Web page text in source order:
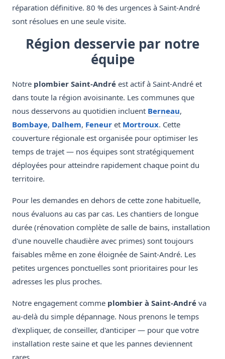
réparation définitive. 80 % des urgences à Saint-André
sont résolues en une seule visite.
Région desservie par notre
équipe
Notre plombier Saint-André est actif à Saint-André et
dans toute la région avoisinante. Les communes que
nous desservons au quotidien incluent Berneau,
Bombaye, Dalhem, Feneur et Mortroux. Cette
couverture régionale est organisée pour optimiser les
temps de trajet — nos équipes sont stratégiquement
déployées pour atteindre rapidement chaque point du
territoire.
Pour les demandes en dehors de cette zone habituelle,
nous évaluons au cas par cas. Les chantiers de longue
durée (rénovation complète de salle de bains, installation
d'une nouvelle chaudière avec primes) sont toujours
faisables même en zone éloignée de Saint-André. Les
petites urgences ponctuelles sont prioritaires pour les
adresses les plus proches.
Notre engagement comme plombier à Saint-André va
au-delà du simple dépannage. Nous prenons le temps
d'expliquer, de conseiller, d'anticiper — pour que votre
installation reste saine et que les pannes deviennent